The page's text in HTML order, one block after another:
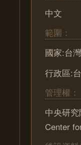
中文
範圍：
國家:台灣
行政區:
管理權：
中央研
Center